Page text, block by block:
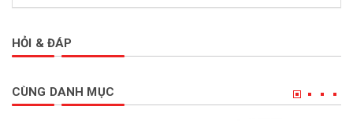
HỎI & ĐÁP
CÙNG DANH MỤC